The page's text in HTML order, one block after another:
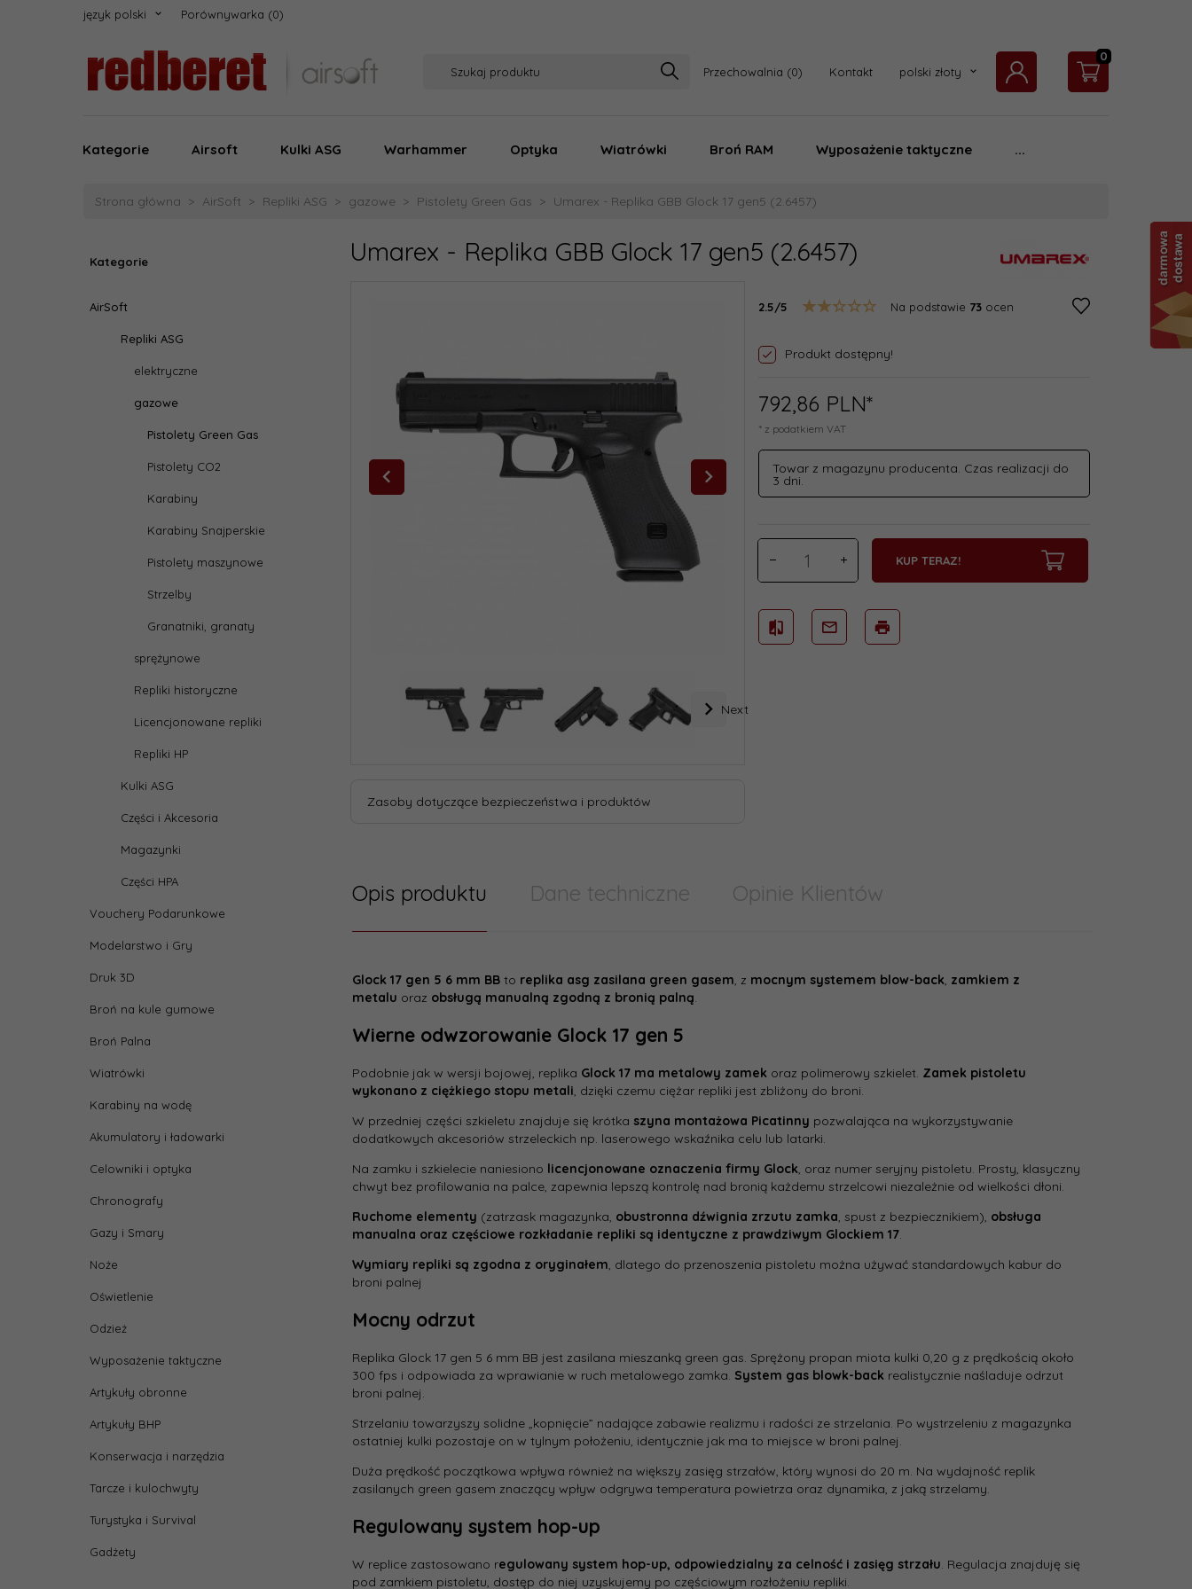
język polski Porównywarka
Przechowalnia Kontakt currency_h
polski złoty
0
Kategorie Airsoft Kulki ASG Warhammer Optyka Wiatrówki Broń RAM Wyposażenie taktyczne ...
Strona główna AirSoft Repliki ASG gazowe Pistolety Green Gas Umarex - Replika GBB Glock 17 gen5 (2.6457)
Kategorie
AirSoft
Repliki ASG
elektryczne
gazowe
Pistolety Green Gas
Pistolety CO2
Karabiny
Karabiny Snajperskie
Pistolety maszynowe
Strzelby
Granatniki, granaty
sprężynowe
Repliki historyczne
Licencjonowane repliki
Repliki HP
Kulki ASG
Części i Akcesoria
Magazynki
Części HPA
Vouchery Podarunkowe
Modelarstwo i Gry
Druk 3D
Broń na kule gumowe
Broń Palna
Wiatrówki
Karabiny na wodę
Akumulatory i ładowarki
Celowniki i optyka
Chronografy
Gazy i Smary
Noże
Oświetlenie
Odzież
Wyposażenie taktyczne
Artykuły obronne
Artykuły BHP
Konserwacja i narzędzia
Tarcze i kulochwyty
Turystyka i Survival
Gadżety
Umarex - Replika GBB Glock 17 gen5 (2.6457)
Next
Zasoby dotyczące bezpieczeństwa i produktów
2.5/5 Na podstawie 73ocen
Produkt dostępny!
792,86 PLN*
* z podatkiem VAT
Towar z magazynu producenta. Czas realizacji do
3 dni.
KUP TERAZ!
Opis produktu Dane techniczne Opinie Klientów
Glock 17 gen 5 6 mm BB to replika asg zasilana green gasem, z mocnym systemem blow-back, zamkiem z
metalu oraz obsługą manualną zgodną z bronią palną.
Wierne odwzorowanie Glock 17 gen 5
Podobnie jak w wersji bojowej, replika Glock 17 ma metalowy zamek oraz polimerowy szkielet. Zamek pistoletu
wykonano z ciężkiego stopu metali, dzięki czemu ciężar repliki jest zbliżony do broni.
W przedniej części szkieletu znajduje się krótka szyna montażowa Picatinny pozwalająca na wykorzystywanie
dodatkowych akcesoriów strzeleckich np. laserowego wskaźnika celu lub latarki.
Na zamku i szkielecie naniesiono licencjonowane oznaczenia firmy Glock, oraz numer seryjny pistoletu. Prosty, klasyczny
chwyt bez profilowania na palce, zapewnia lepszą kontrolę nad bronią każdemu strzelcowi niezależnie od wielkości dłoni.
Ruchome elementy (zatrzask magazynka, obustronna dźwignia zrzutu zamka, spust z bezpiecznikiem), obsługa
manualna oraz częściowe rozkładanie repliki są identyczne z prawdziwym Glockiem 17.
Wymiary repliki są zgodna z oryginałem, dlatego do przenoszenia pistoletu można używać standardowych kabur do
broni palnej
Mocny odrzut
Replika Glock 17 gen 5 6 mm BB jest zasilana mieszanką green gas. Sprężony propan miota kulki 0,20 g z prędkością około
300 fps i odpowiada za wprawianie w ruch metalowego zamka. System gas blowk-back realistycznie naśladuje odrzut
broni palnej.
Strzelaniu towarzyszy solidne „kopnięcie” nadające zabawie realizmu i radości ze strzelania. Po wystrzeleniu z magazynka
ostatniej kulki pozostaje on w tylnym położeniu, identycznie jak ma to miejsce w broni palnej.
Duża prędkość początkowa wpływa również na większy zasięg strzałów, który wynosi do 20 m. Na wydajność replik
zasilanych green gasem znaczący wpływ odgrywa temperatura powietrza oraz dynamika, z jaką strzelamy.
Regulowany system hop-up
W replice zastosowano regulowany system hop-up, odpowiedzialny za celność i zasięg strzału . Regulacja znajduję się
pod zamkiem pistoletu, dostęp do niej uzyskujemy po częściowym rozłożeniu repliki.
Dane techniczne
Wysyłka
1 do 3 dni
Producent: Umarex
KOLBA
Kolor:
Producent:
Długość całkowita [mm]: 200
Długość lufy [mm]:
Pojemność magazynka
22
Materiał
konstrukcji/szkieletu/body:
Typ magazynka: low-cap
Prędkość początkowa [fps]: